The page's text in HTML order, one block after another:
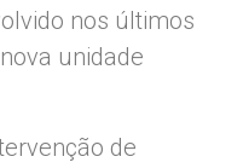
nos últimos
unidade
de